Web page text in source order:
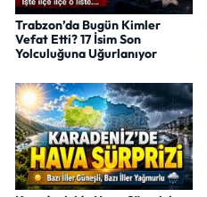
Trabzon’da Bugün Kimler
Vefat Etti? 17 İsim Son
Yolculuğuna Uğurlanıyor